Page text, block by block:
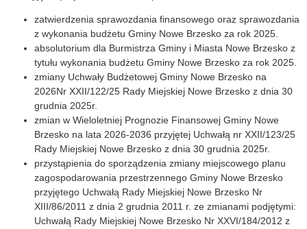
zatwierdzenia sprawozdania finansowego oraz sprawozdania
z wykonania budżetu Gminy Nowe Brzesko za rok 2025.
absolutorium dla Burmistrza Gminy i Miasta Nowe Brzesko z
tytułu wykonania budżetu Gminy Nowe Brzesko za rok 2025.
zmiany Uchwały Budżetowej Gminy Nowe Brzesko na
2026Nr XXII/122/25 Rady Miejskiej Nowe Brzesko z dnia 30
grudnia 2025r.
zmian w Wieloletniej Prognozie Finansowej Gminy Nowe
Brzesko na lata 2026-2036 przyjętej Uchwałą nr XXII/123/25
Rady Miejskiej Nowe Brzesko z dnia 30 grudnia 2025r.
przystąpienia do sporządzenia zmiany miejscowego planu
zagospodarowania przestrzennego Gminy Nowe Brzesko
przyjętego Uchwałą Rady Miejskiej Nowe Brzesko Nr
XIII/86/2011 z dnia 2 grudnia 2011 r. ze zmianami podjętymi:
Uchwałą Rady Miejskiej Nowe Brzesko Nr XXVI/184/2012 z